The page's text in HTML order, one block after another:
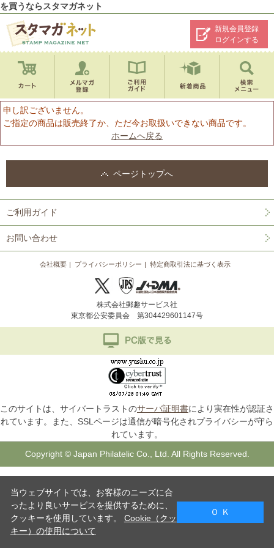
を買うならスタマガネット
新規会員登録
ログインする
申し訳ございません。
ご指定の商品は販売終了か、ただ今お取扱いできない商品です。
ホームへ戻る
ページトップへ
ご利用ガイド
お問い合わせ
会社概要 プライバシーポリシー 特定商取引法に基づく表示
株式会社郵趣サービス社
東京都公安委員会 第304429601147号
このサイトは、サイバートラストのサーバ証明書により実在性が認証さ
れています。また、SSLページは通信が暗号化されプライバシーが守ら
れています。
Copyright © Japan Philatelic Co., Ltd. All Rights Reserved.
当ウェブサイトでは、お客様のニーズに合
ったより良いサービスを提供するために、
クッキーを使用しています。 Cookie（クッ
キー）の使用について
Ｏ Ｋ